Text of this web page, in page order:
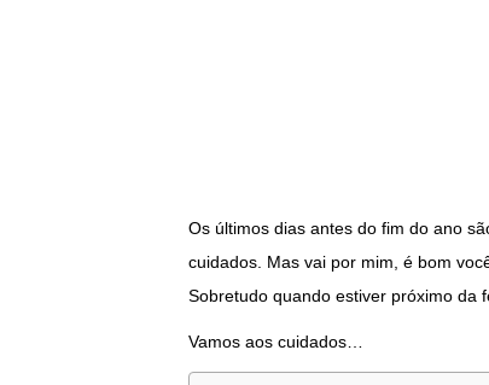
Os últimos dias antes do fim do ano
cuidados. Mas vai por mim, é bom
Sobretudo quando estiver próximo da
Vamos aos cuidados…